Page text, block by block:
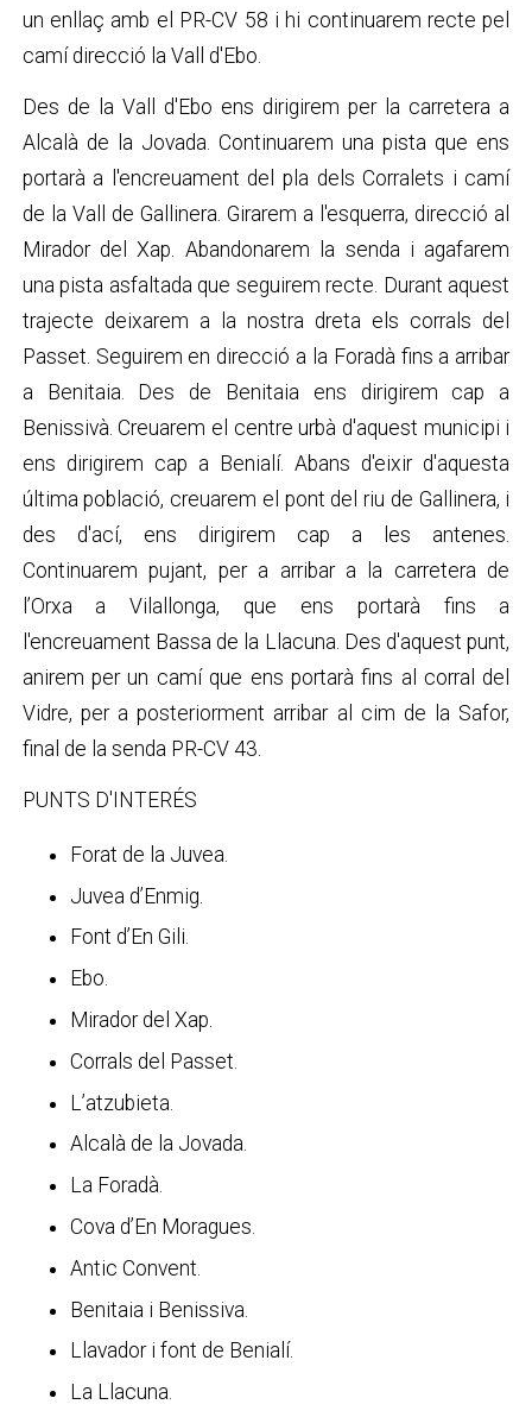
un enllaç amb el PR-CV 58 i hi continuarem recte pel
camí direcció la Vall d'Ebo.
Des de la Vall d'Ebo ens dirigirem per la carretera a
Alcalà de la Jovada. Continuarem una pista que ens
portarà a l'encreuament del pla dels Corralets i camí
de la Vall de Gallinera. Girarem a l'esquerra, direcció al
Mirador del Xap. Abandonarem la senda i agafarem
una pista asfaltada que seguirem recte. Durant aquest
trajecte deixarem a la nostra dreta els corrals del
Passet. Seguirem en direcció a la Foradà fins a arribar
a Benitaia. Des de Benitaia ens dirigirem cap a
Benissivà. Creuarem el centre urbà d'aquest municipi i
ens dirigirem cap a Benialí. Abans d'eixir d'aquesta
última població, creuarem el pont del riu de Gallinera, i
des d'ací, ens dirigirem cap a les antenes.
Continuarem pujant, per a arribar a la carretera de
l’Orxa a Vilallonga, que ens portarà fins a
l'encreuament Bassa de la Llacuna. Des d'aquest punt,
anirem per un camí que ens portarà fins al corral del
Vidre, per a posteriorment arribar al cim de la Safor,
final de la senda PR-CV 43.
PUNTS D'INTERÉS
Forat de la Juvea.
Juvea d’Enmig.
Font d’En Gili.
Ebo.
Mirador del Xap.
Corrals del Passet.
L’atzubieta.
Alcalà de la Jovada.
La Foradà.
Cova d’En Moragues.
Antic Convent.
Benitaia i Benissiva.
Llavador i font de Benialí.
La Llacuna.